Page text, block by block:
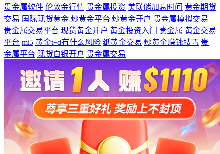
贵金属软件 伦敦金行情 贵金属投资 美联储加息时间 黄金期货
交易 国际现货黄金 炒黄金平台 炒黄金开户 贵金属模拟交易
贵金属交易平台 现货黄金开户 黄金投资入门 贵金属 黄金交易
平台 mt5 黄金t+d有什么风险 纸黄金交易 炒黄金赚钱技巧 贵
金属平台 现货白银开户 贵金属交易